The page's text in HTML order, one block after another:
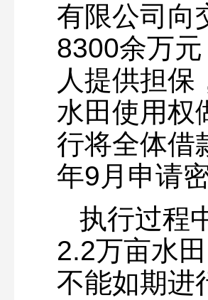
有限公司向
8300余万
人提供担保
水田使用权
行将全体借
年9月申请
执行过程
2.2万亩水
不能如期进